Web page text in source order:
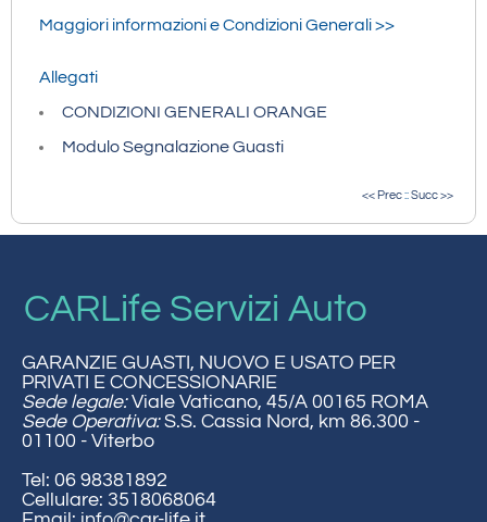
Maggiori informazioni e Condizioni Generali >>
Allegati
CONDIZIONI GENERALI ORANGE
Modulo Segnalazione Guasti
<< Prec::Succ >>
CARLife Servizi Auto
GARANZIE GUASTI, NUOVO E USATO PER
PRIVATI E CONCESSIONARIE
Sede legale:Viale Vaticano, 45/A 00165 ROMA
Sede Operativa:S.S. Cassia Nord, km 86.300 -
01100 - Viterbo
Tel: 06 98381892
Cellulare: 3518068064